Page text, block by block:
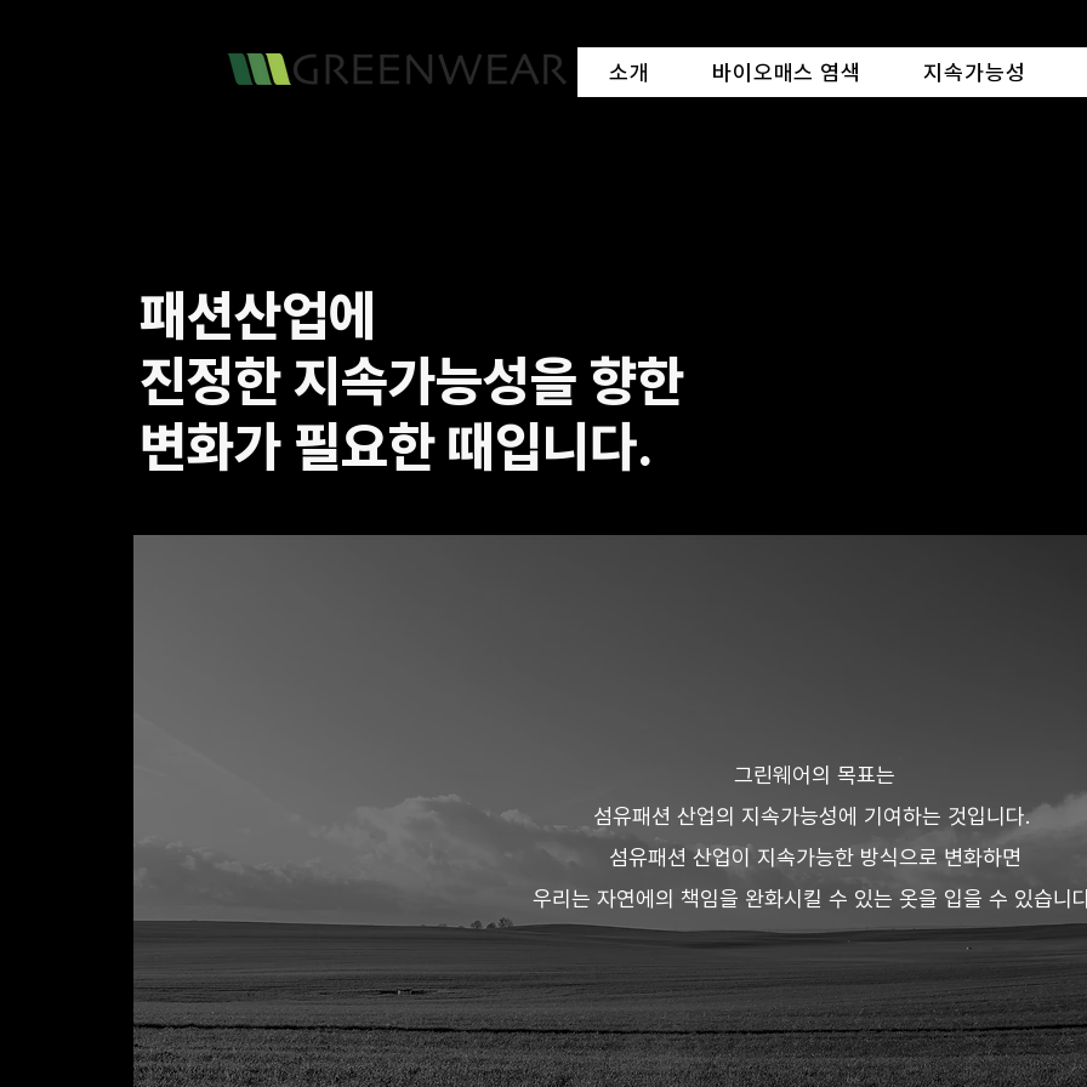
소개 바이오매스 염색 지속가능성
패션산업에
진정한 지속가능성을 향한
​변화가 필요한 때입니다.
그린웨어의 목표는
섬유패션 산업의 지속가능성에 기여하는 것입니다.
섬유패션 산업이 지속가능한 방식으로 변화하면
우리는 자연에의 책임을 완화시킬 수 있는 옷을 입을 수 있습니